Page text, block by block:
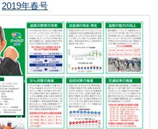
2019年春号